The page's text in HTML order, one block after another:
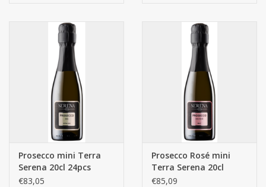
Prosecco mini Terra
Serena 20cl 24pcs
€83,05
Prosecco Rosé mini
Terra Serena 20cl
24pcs
€85,09